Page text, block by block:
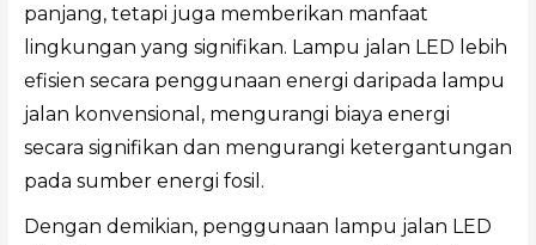
panjang, tetapi juga memberikan manfaat
lingkungan yang signifikan. Lampu jalan LED lebih
efisien secara penggunaan energi daripada lampu
jalan konvensional, mengurangi biaya energi
secara signifikan dan mengurangi ketergantungan
pada sumber energi fosil.
Dengan demikian, penggunaan lampu jalan LED